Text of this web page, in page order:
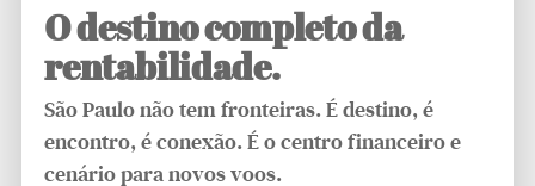
O destino completo da
rentabilidade.
São Paulo não tem fronteiras. É destino, é
encontro, é conexão. É o centro financeiro e
cenário para novos voos.